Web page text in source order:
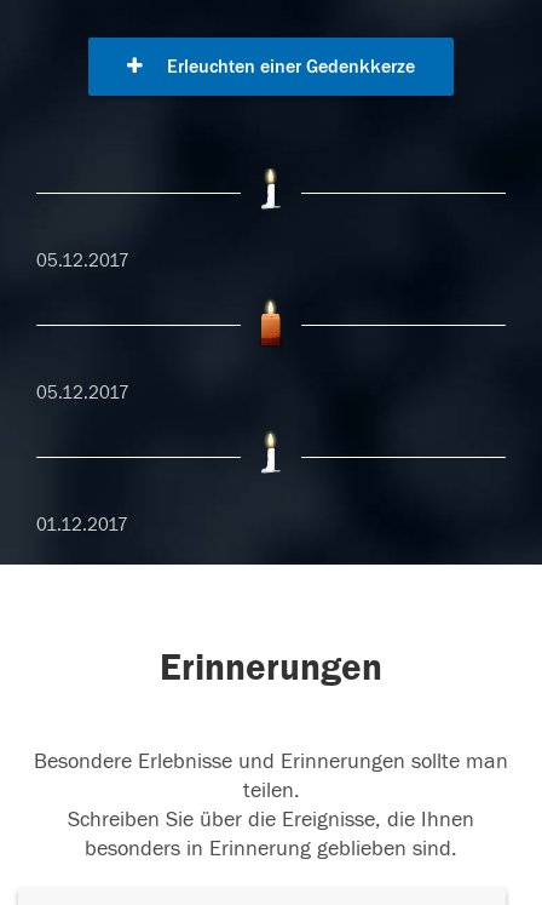
Erleuchten einer Gedenkkerze
05.12.2017
05.12.2017
01.12.2017
Erinnerungen
Besondere Erlebnisse und Erinnerungen sollte man
teilen.
Schreiben Sie über die Ereignisse, die Ihnen
besonders in Erinnerung geblieben sind.